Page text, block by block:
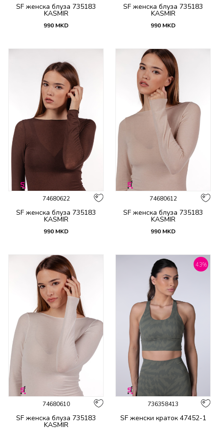
SF женска блуза 735183
KASMIR
990 MKD
SF женска блуза 735183
KASMIR
990 MKD
74680622
SF женска блуза 735183
KASMIR
990 MKD
74680612
SF женска блуза 735183
KASMIR
990 MKD
74680610
SF женска блуза 735183
KASMIR
43%
736358413
SF женски краток 47452-1